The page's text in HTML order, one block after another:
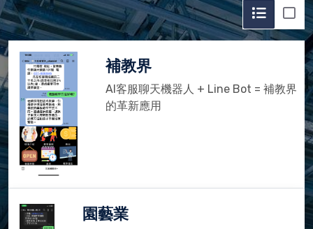
補教界
AI客服聊天機器人 + Line Bot = 補教界
的革新應用
園藝業